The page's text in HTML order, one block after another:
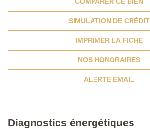
SIMULATION DE CRÉDIT
IMPRIMER LA FICHE
NOS HONORAIRES
ALERTE EMAIL
Diagnostics énergétiques